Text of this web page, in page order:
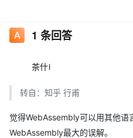
1 条回答
茶什i
转自：知乎 行甫
觉得WebAssembly可以用其他
WebAssembly最大的误解。